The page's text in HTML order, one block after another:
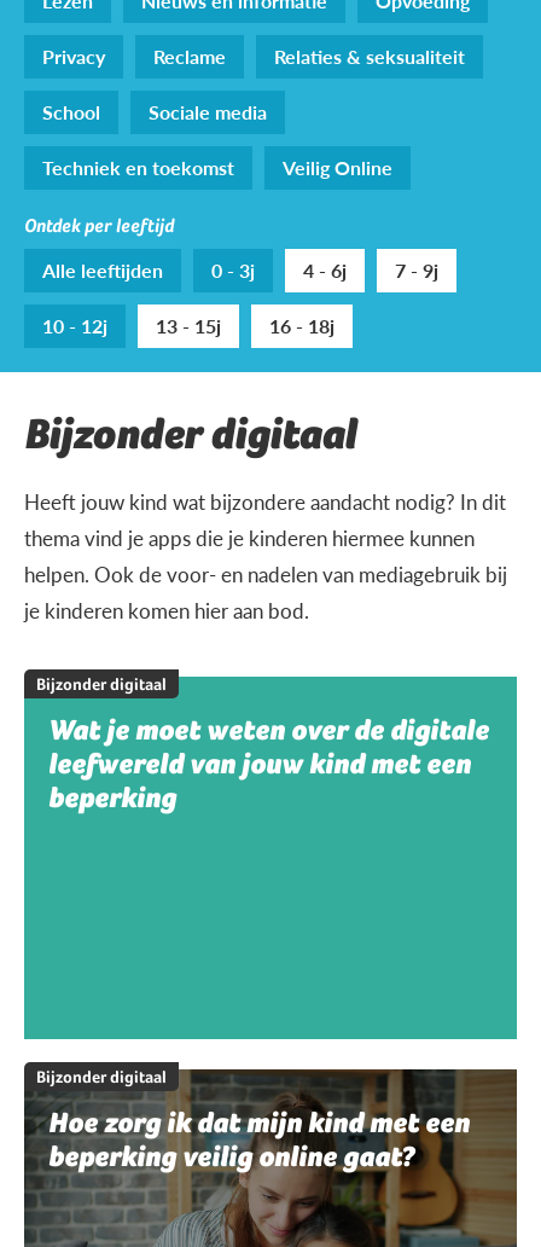
Privacy
Reclame
Relaties & seksualiteit
School
Sociale media
Techniek en toekomst
Veilig Online
Ontdek per leeftijd
Alle leeftijden 0 - 3j 4 - 6j
7 - 9j
10 - 12j
13 - 15j 16 - 18j
Bijzonder digitaal
Heeft jouw kind wat bijzondere aandacht nodig? In dit
thema vind je apps die je kinderen hiermee kunnen
helpen. Ook de voor- en nadelen van mediagebruik bij
je kinderen komen hier aan bod.
Bijzonder digitaal
Wat je moet weten over de digitale
leefwereld van jouw kind met een
beperking
Bijzonder digitaal
Hoe zorg ik dat mijn kind met een
beperking veilig online gaat?